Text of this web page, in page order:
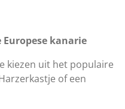
Europese kanarie
kiezen uit het populaire
of een